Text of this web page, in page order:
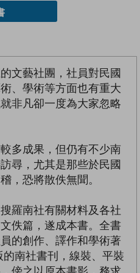
文藝社團，社員對民國
、學術等方面也有重大
非凡卻一度為大家忽略
多成果，但仍有不少南
尋，尤其是那些於民國
，恐將散佚無聞。
羅南社有關材料及各社
佚篇，遂成本書。全書
的創作、譯作和學術著
南社書刊，線裝、平裝